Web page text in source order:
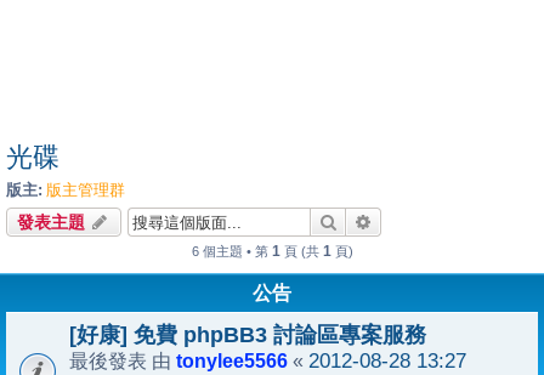
光碟
版主: 版主管理群
發表主題 搜尋
6 個主題 • 第 1 頁 (共 1 頁)
公告
[好康] 免費 phpBB3 討論區專案服務
最後發表 由 tonylee5566 « 2012-08-28 13:27